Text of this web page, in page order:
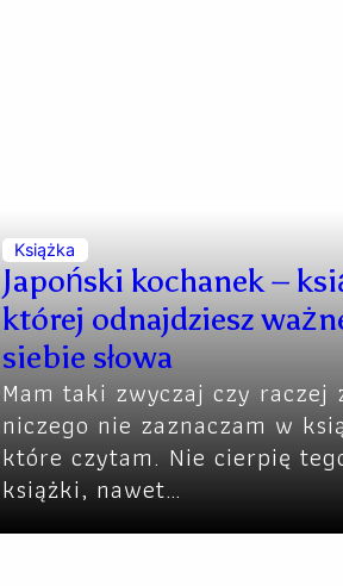
Książka
Japoński kochanek –
której odnajdziesz
siebie słowa
Mam taki zwyczaj czy raczej
niczego nie zaznaczam w
które czytam. Nie cierpię
książki, nawet…